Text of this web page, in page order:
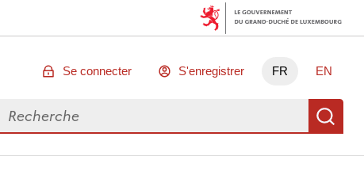
Se connecter S'enregistrer FR EN
Rechercher des données